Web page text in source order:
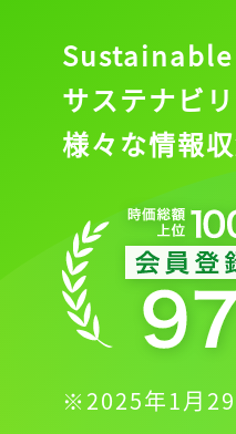
Sustainable
サステナビ
様々な情報
※2025年1月29